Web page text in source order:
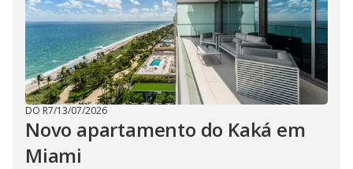
DO R7/13/07/2026
Novo apartamento do Kaká em
Miami